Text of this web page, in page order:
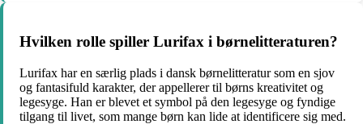
Hvilken rolle spiller Lurifax i børnelitteraturen?
Lurifax har en særlig plads i dansk børnelitteratur som en sjov
og fantasifuld karakter, der appellerer til børns kreativitet og
legesyge. Han er blevet et symbol på den legesyge og fyndige
tilgang til livet, som mange børn kan lide at identificere sig med.